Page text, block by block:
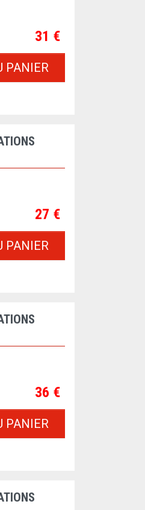
Prix
31 €
PANIER
Prix
27 €
PANIER
Prix
36 €
PANIER